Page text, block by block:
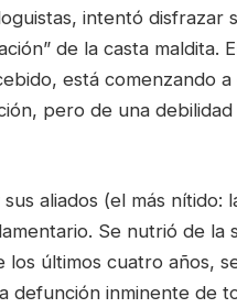
intentó disfrazar
de la casta maldita.
está comenzando
pero de una
aliados (el más nítido:
Se nutrió de la
últimos cuatro años,
defunción inminente de